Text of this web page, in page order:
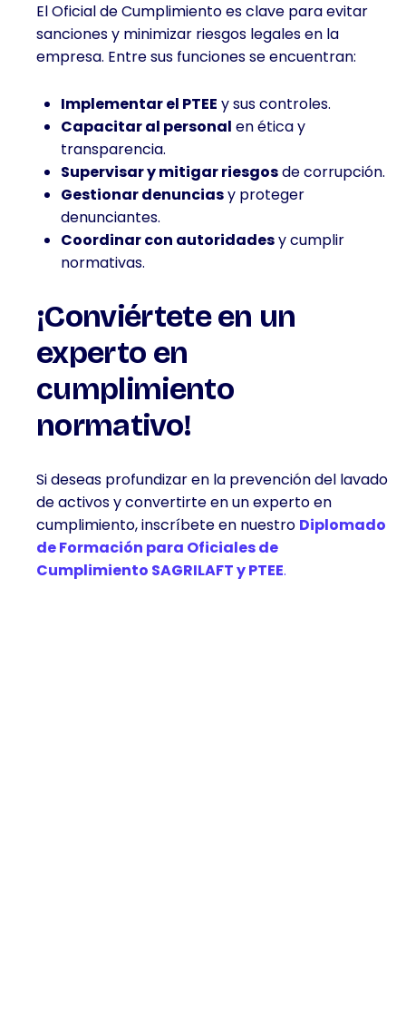
El Oficial de Cumplimiento es clave para evitar
sanciones y minimizar riesgos legales en la
empresa. Entre sus funciones se encuentran:
Implementar el PTEE y sus controles.
Capacitar al personal en ética y
transparencia.
Supervisar y mitigar riesgosde corrupción.
Gestionar denunciasy proteger
denunciantes.
Coordinar con autoridadesy cumplir
normativas.
¡Conviértete en un
experto en
cumplimiento
normativo!
Si deseas profundizar en la prevención del lavado
de activos y convertirte en un experto en
cumplimiento, inscríbete en nuestro Diplomado
de Formación para Oficiales de
Cumplimiento SAGRILAFT y PTEE.